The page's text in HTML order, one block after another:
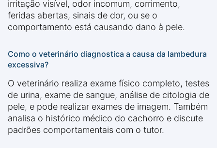
irritação visível, odor incomum, corrimento,
feridas abertas, sinais de dor, ou se o
comportamento está causando dano à pele.
Como o veterinário diagnostica a causa da lambedura
excessiva?
O veterinário realiza exame físico completo, testes
de urina, exame de sangue, análise de citologia de
pele, e pode realizar exames de imagem. Também
analisa o histórico médico do cachorro e discute
padrões comportamentais com o tutor.